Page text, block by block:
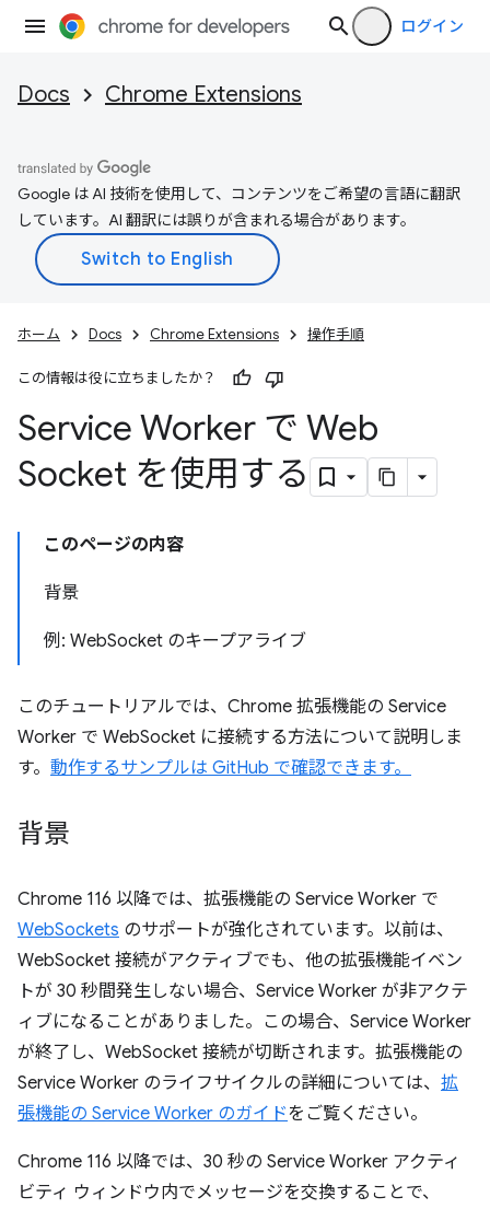
ログイン
Docs Chrome Extensions
Google は AI 技術を使用して、コンテンツをご希望の言語に翻訳
しています。AI 翻訳には誤りが含まれる場合があります。
ホーム Docs Chrome Extensions 操作手順
この情報は役に立ちましたか？
Service Worker で Web
Socket を使用する
このページの内容
背景
例: WebSocket のキープアライブ
このチュートリアルでは、Chrome 拡張機能の Service
Worker で WebSocket に接続する方法について説明しま
す。 動作するサンプルは GitHub で確認できます。
背景
Chrome 116 以降では、拡張機能の Service Worker で
WebSockets のサポートが強化されています。以前は、
WebSocket 接続がアクティブでも、他の拡張機能イベン
トが 30 秒間発生しない場合、Service Worker が非アクテ
ィブになることがありました。この場合、Service Worker
が終了し、WebSocket 接続が切断されます。拡張機能の
Service Worker のライフサイクルの詳細については、 拡
張機能の Service Worker のガイドをご覧ください。
Chrome 116 以降では、30 秒の Service Worker アクティ
ビティ ウィンドウ内でメッセージを交換することで、